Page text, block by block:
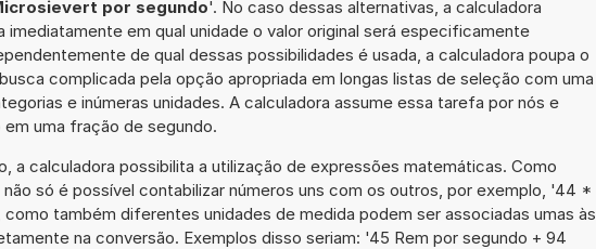
por segundo'. No caso dessas alternativas, a calculadora
imediatamente em qual unidade o valor original será especificamente
de qual dessas possibilidades é usada, a calculadora poupa o
complicada pela opção apropriada em longas listas de seleção com uma
e inúmeras unidades. A calculadora assume essa tarefa por nós e
em uma fração de segundo.
a calculadora possibilita a utilização de expressões matemáticas. Como
só é possível contabilizar números uns com os outros, por exemplo, '44 *
também diferentes unidades de medida podem ser associadas umas às
na conversão. Exemplos disso seriam: '45 Rem por segundo + 94